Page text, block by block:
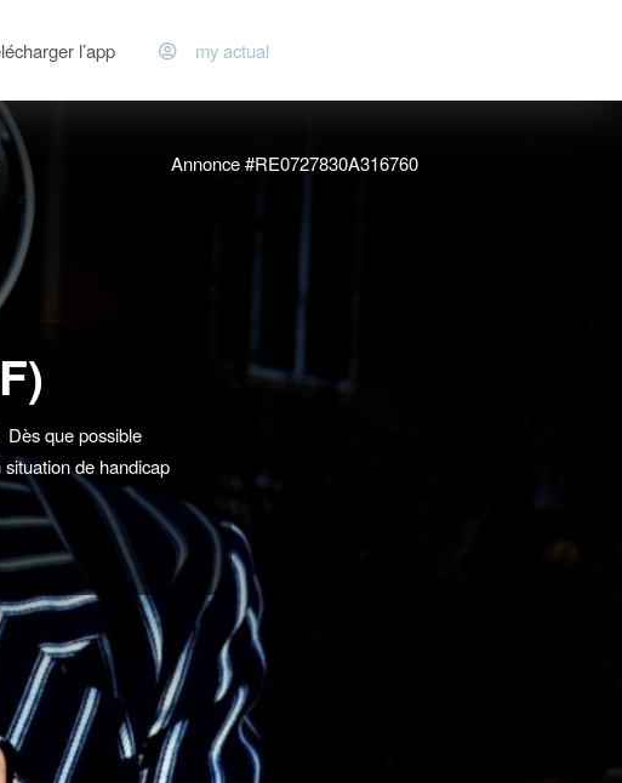
l’app my actual
Annonce #RE0727830A316760
Dès que possible
de handicap